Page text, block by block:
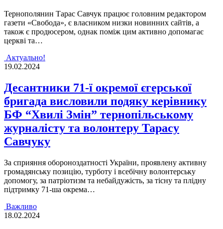
Тернополянин Тарас Савчук працює головним редактором
газети «Свобода», є власником низки новинних сайтів, а
також є продюсером, однак поміж цим активно допомагає
церкві та…
Актуально!
19.02.2024
Десантники 71-ї окремої єгерської
бригада висловили подяку керівнику
БФ “Хвилі Змін” тернопільському
журналісту та волонтеру Тарасу
Савчуку
За сприяння обороноздатностi України, проявлену активну
громадянську позицiю, турботу i всебiчну волонтерську
допомогу, за патрiотизм та небайдужiсть, за тiсну та плiдну
пiдтримку 71-ша окрема…
Важливо
18.02.2024